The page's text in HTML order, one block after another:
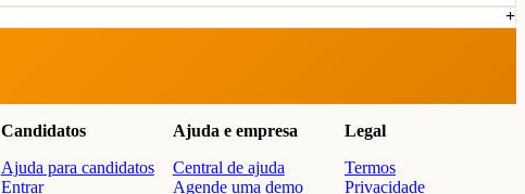
Candidatos
Ajuda para candidatos
Entrar
Ajuda e empresa
Central de ajuda
Agende uma demo
Legal
Termos
Privacidade